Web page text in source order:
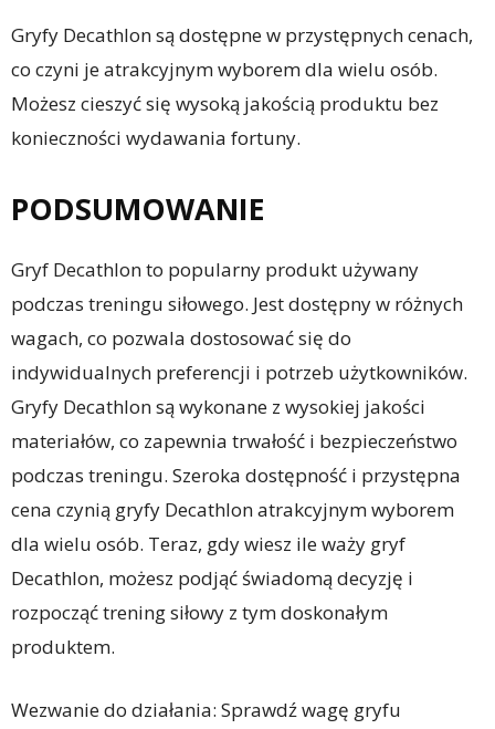
Gryfy Decathlon są dostępne w przystępnych cenach,
co czyni je atrakcyjnym wyborem dla wielu osób.
Możesz cieszyć się wysoką jakością produktu bez
konieczności wydawania fortuny.
PODSUMOWANIE
Gryf Decathlon to popularny produkt używany
podczas treningu siłowego. Jest dostępny w różnych
wagach, co pozwala dostosować się do
indywidualnych preferencji i potrzeb użytkowników.
Gryfy Decathlon są wykonane z wysokiej jakości
materiałów, co zapewnia trwałość i bezpieczeństwo
podczas treningu. Szeroka dostępność i przystępna
cena czynią gryfy Decathlon atrakcyjnym wyborem
dla wielu osób. Teraz, gdy wiesz ile waży gryf
Decathlon, możesz podjąć świadomą decyzję i
rozpocząć trening siłowy z tym doskonałym
produktem.
Wezwanie do działania: Sprawdź wagę gryfu